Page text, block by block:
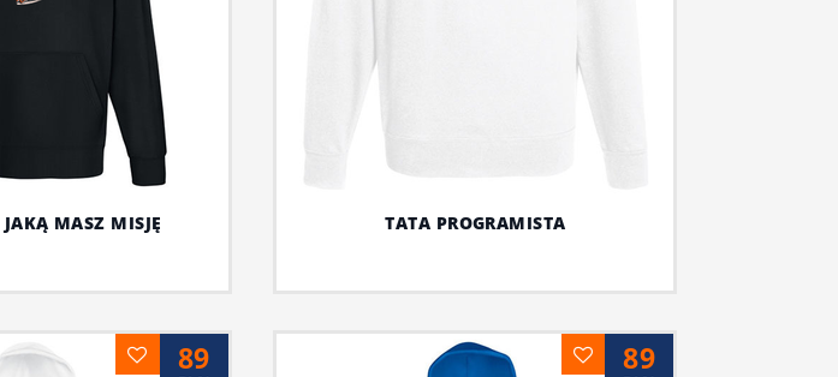
MASZ MISJĘ TATA PROGRAMISTA
89 89